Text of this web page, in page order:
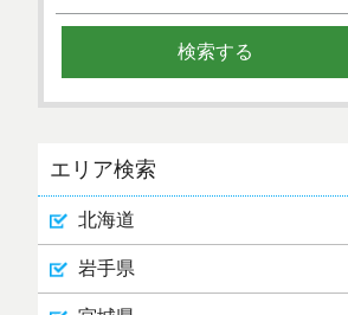
エリア検索
北海道
岩手県